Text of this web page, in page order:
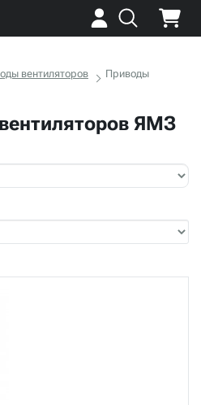
вентиляторов
Приводы
ЯМЗ